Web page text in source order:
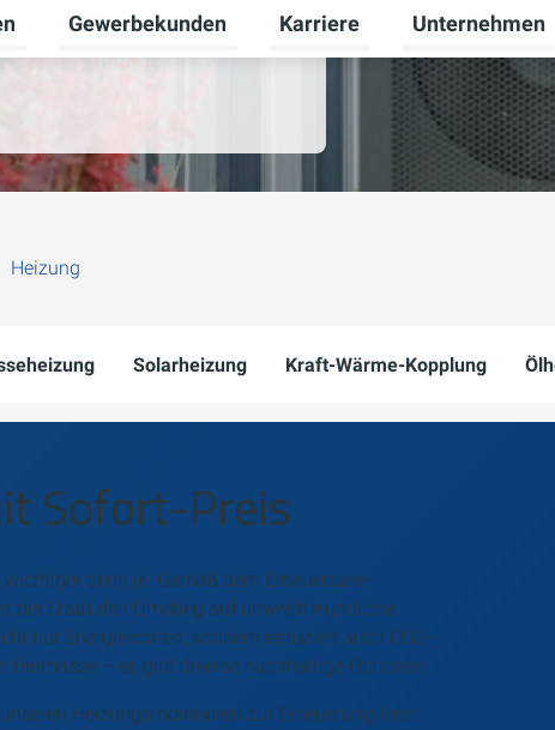
Untermenü für Privatkunden umschalten
Gewerbekunden
Untermenü für
Karriere
Untermenü für
Unternehmen
Heizung
Solarheizung Kraft-Wärme-Kopplung
Sofort-Preis
denn je. Gemäß dem Erneuerbare-
der Staat den Umstieg auf umweltfreundliche
nur Energiekosten, sondern reduziert auch CO2-
Biomasse – es gibt diverse nachhaltige Optionen.
Heizungsmonteuren zur Erneuerung Ihrer